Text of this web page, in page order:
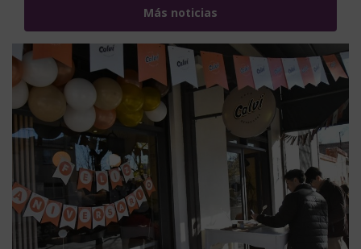
Más noticias